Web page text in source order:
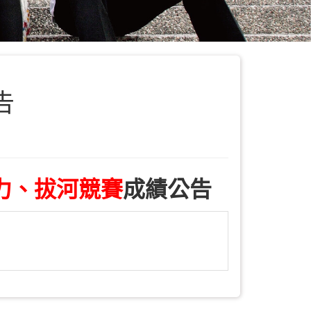
、拔河競賽成績公告